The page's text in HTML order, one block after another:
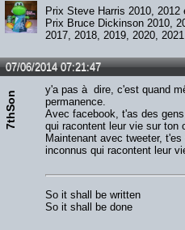
Prix Steve Harris 2010, 2012
Prix Bruce Dickinson 2010,
2017, 2018, 2019, 2020,
07/06/2014 07:21:47
7thSon
y'a pas à dire, c'est quand
permanence.
Avec facebook, t'as des
qui racontent leur vie sur ton
Maintenant avec tweeter,
inconnus qui racontent leur
So it shall be written
So it shall be done